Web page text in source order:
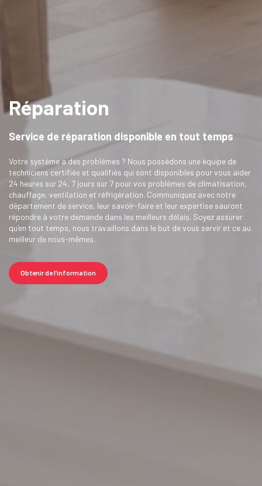
Réparation
Service de réparation disponible en tout temps
Votre système a des problèmes ? Nous possédons une équipe de
techniciens certifiés et qualifiés qui sont disponibles pour vous aider
24 heures sur 24, 7 jours sur 7 pour vos problèmes de climatisation,
chauffage, ventilation et réfrigération. Communiquez avec notre
département de service, leur savoir-faire et leur expertise sauront
répondre à votre demande dans les meilleurs délais. Soyez assurer
qu’en tout temps, nous travaillons dans le but de vous servir et ce au
meilleur de nous-mêmes.
Obtenir de l’information